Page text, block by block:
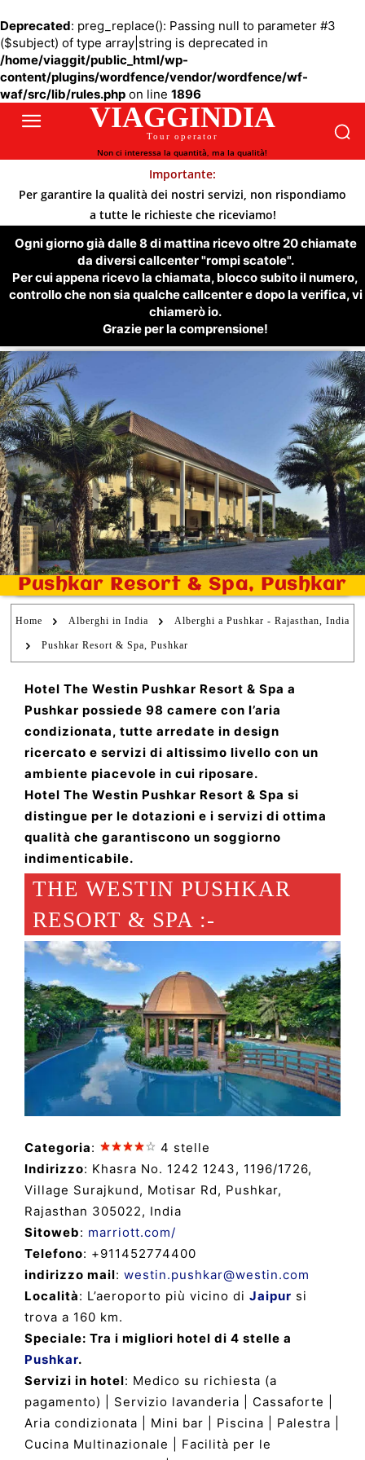
Deprecated: preg_replace(): Passing null to parameter #3
($subject) of type array|string is deprecated in
/home/viaggit/public_html/wp-
content/plugins/wordfence/vendor/wordfence/wf-
waf/src/lib/rules.php on line 1896
VIAGGINDIA
Tour operator
Non ci interessa la quantità, ma la qualità!
Importante:
Per garantire la qualità dei nostri servizi, non rispondiamo
a tutte le richieste che riceviamo!
Ogni giorno già dalle 8 di mattina ricevo oltre 20 chiamate
da diversi callcenter "rompi scatole".
Per cui appena ricevo la chiamata, blocco subito il numero,
controllo che non sia qualche callcenter e dopo la verifica, vi
chiamerò io.
Grazie per la comprensione!
Pushkar Resort & Spa, Pushkar
Home Alberghi in India Alberghi a Pushkar - Rajasthan, India
Pushkar Resort & Spa, Pushkar
Hotel The Westin Pushkar Resort & Spa a
Pushkar possiede 98 camere con l’aria
condizionata, tutte arredate in design
ricercato e servizi di altissimo livello con un
ambiente piacevole in cui riposare.
Hotel The Westin Pushkar Resort & Spa si
distingue per le dotazioni e i servizi di ottima
qualità che garantiscono un soggiorno
indimenticabile.
THE WESTIN PUSHKAR
RESORT & SPA :-
Categoria:
4 stelle
Indirizzo: Khasra No. 1242 1243, 1196/1726,
Village Surajkund, Motisar Rd, Pushkar,
Rajasthan 305022, India
Sitoweb: marriott.com/
Telefono: +911452774400
indirizzo mail: westin.pushkar@westin.com
Località: L’aeroporto più vicino di Jaipur si
trova a 160 km.
Speciale: Tra i migliori hotel di 4 stelle a
Pushkar.
Servizi in hotel: Medico su richiesta (a
pagamento) | Servizio lavanderia | Cassaforte |
Aria condizionata | Mini bar | Piscina | Palestra |
Cucina Multinazionale | Facilità per le